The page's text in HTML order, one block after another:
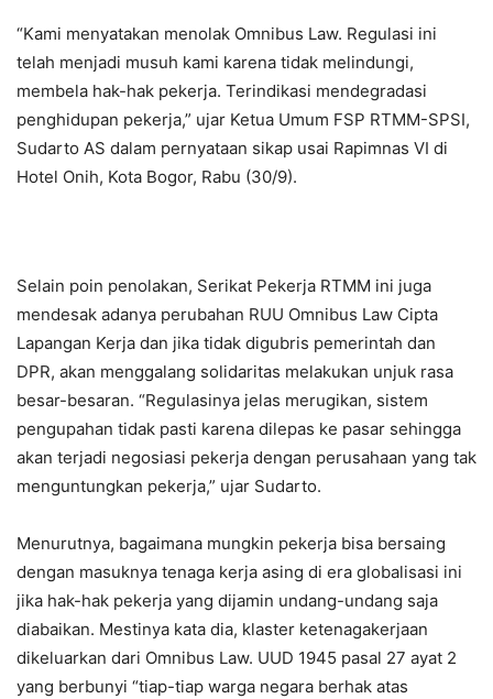
“Kami menyatakan menolak Omnibus Law. Regulasi ini
telah menjadi musuh kami karena tidak melindungi,
membela hak-hak pekerja. Terindikasi mendegradasi
penghidupan pekerja,” ujar Ketua Umum FSP RTMM-SPSI,
Sudarto AS dalam pernyataan sikap usai Rapimnas VI di
Hotel Onih, Kota Bogor, Rabu (30/9).
Selain poin penolakan, Serikat Pekerja RTMM ini juga
mendesak adanya perubahan RUU Omnibus Law Cipta
Lapangan Kerja dan jika tidak digubris pemerintah dan
DPR, akan menggalang solidaritas melakukan unjuk rasa
besar-besaran. “Regulasinya jelas merugikan, sistem
pengupahan tidak pasti karena dilepas ke pasar sehingga
akan terjadi negosiasi pekerja dengan perusahaan yang tak
menguntungkan pekerja,” ujar Sudarto.
Menurutnya, bagaimana mungkin pekerja bisa bersaing
dengan masuknya tenaga kerja asing di era globalisasi ini
jika hak-hak pekerja yang dijamin undang-undang saja
diabaikan. Mestinya kata dia, klaster ketenagakerjaan
dikeluarkan dari Omnibus Law. UUD 1945 pasal 27 ayat 2
yang berbunyi “tiap-tiap warga negara berhak atas